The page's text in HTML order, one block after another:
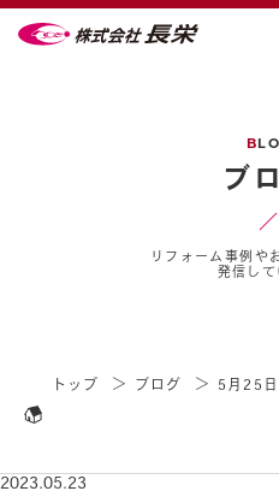
B
ブ
リフォーム事例や
発信して
トップ ブログ 5月25
2023.05.23